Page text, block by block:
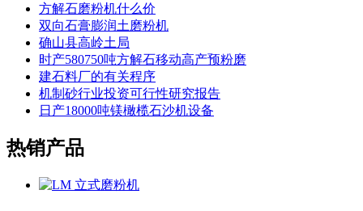
方解石磨粉机什么价
双向石膏膨润土磨粉机
确山县高岭土局
时产580750吨方解石移动高产预粉磨
建石料厂的有关程序
机制砂行业投资可行性研究报告
日产18000吨镁橄榄石沙机设备
热销产品